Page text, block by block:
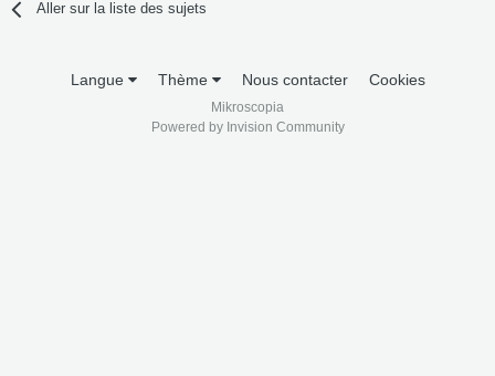
Aller sur la liste des sujets
Langue Thème Nous contacter Cookies
Mikroscopia
Powered by Invision Community